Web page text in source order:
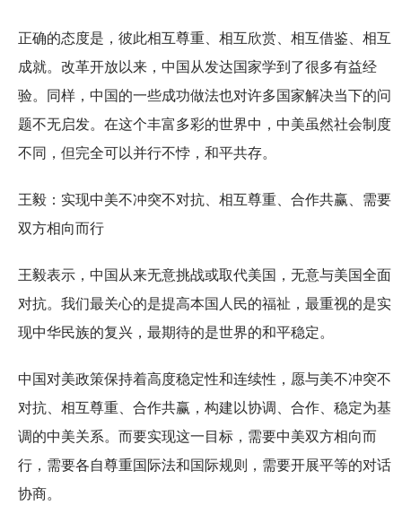
正确的态度是，彼此相互尊重、相互欣赏、相互借鉴、相互
成就。改革开放以来，中国从发达国家学到了很多有益经
验。同样，中国的一些成功做法也对许多国家解决当下的问
题不无启发。在这个丰富多彩的世界中，中美虽然社会制度
不同，但完全可以并行不悖，和平共存。
王毅：实现中美不冲突不对抗、相互尊重、合作共赢、需要
双方相向而行
王毅表示，中国从来无意挑战或取代美国，无意与美国全面
对抗。我们最关心的是提高本国人民的福祉，最重视的是实
现中华民族的复兴，最期待的是世界的和平稳定。
中国对美政策保持着高度稳定性和连续性，愿与美不冲突不
对抗、相互尊重、合作共赢，构建以协调、合作、稳定为基
调的中美关系。而要实现这一目标，需要中美双方相向而
行，需要各自尊重国际法和国际规则，需要开展平等的对话
协商。